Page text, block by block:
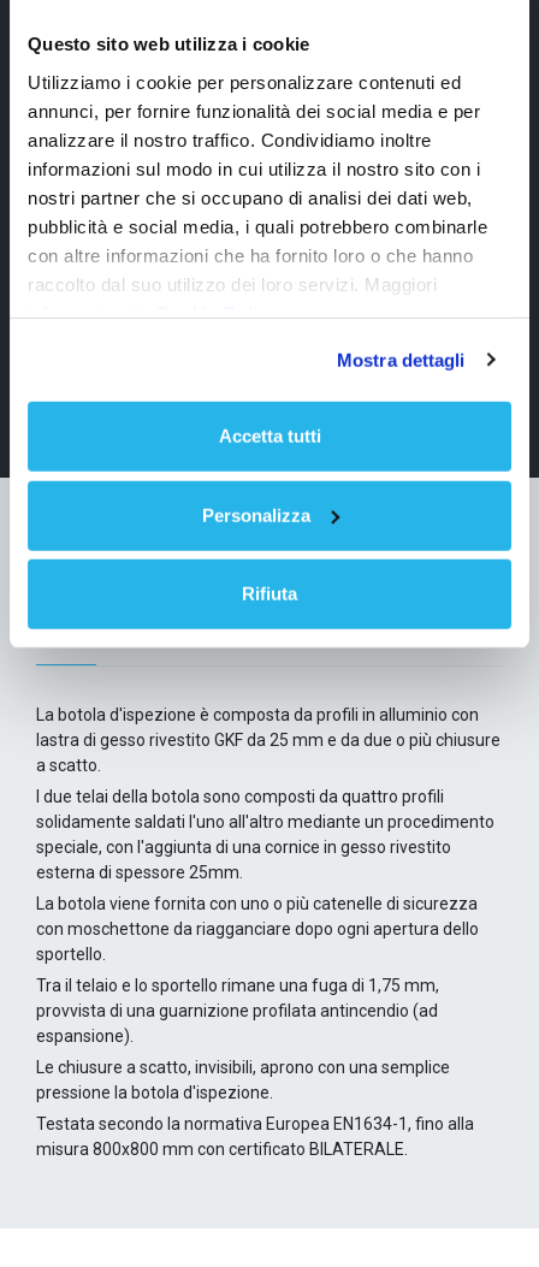
Questo sito web utilizza i cookie
Utilizziamo i cookie per personalizzare contenuti ed
annunci, per fornire funzionalità dei social media e per
analizzare il nostro traffico. Condividiamo inoltre
informazioni sul modo in cui utilizza il nostro sito con i
nostri partner che si occupano di analisi dei dati web,
pubblicità e social media, i quali potrebbero combinarle
con altre informazioni che ha fornito loro o che hanno
raccolto dal suo utilizzo dei loro servizi. Maggiori
Mostra dettagli
Accetta tutti
Personalizza
Rifiuta
Informazioni di prodotto
Descrizione del prodotto Misure Vantaggi
La botola d'ispezione è composta da profili in alluminio con
lastra di gesso rivestito GKF da 25 mm e da due o più chiusure
a scatto.
I due telai della botola sono composti da quattro profili
solidamente saldati l'uno all'altro mediante un procedimento
speciale, con l'aggiunta di una cornice in gesso rivestito
esterna di spessore 25mm.
La botola viene fornita con uno o più catenelle di sicurezza
con moschettone da riagganciare dopo ogni apertura dello
sportello.
Tra il telaio e lo sportello rimane una fuga di 1,75 mm,
provvista di una guarnizione profilata antincendio (ad
espansione).
Le chiusure a scatto, invisibili, aprono con una semplice
pressione la botola d'ispezione.
Testata secondo la normativa Europea EN1634-1, fino alla
misura 800x800 mm con certificato BILATERALE.